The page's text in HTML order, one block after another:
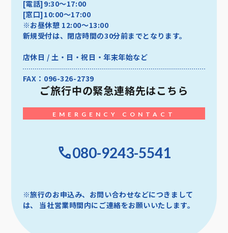
[電話]9:30～17:00
[窓口]10:00～17:00
※お昼休憩 12:00～13:00
新規受付は、閉店時間の30分前までとなります。
店休日 / 土・日・祝日・年末年始など
FAX：096-326-2739
ご旅行中の緊急連絡先はこちら
EMERGENCY CONTACT
080-9243-5541
※旅行のお申込み、お問い合わせなどにつきまして
は、
当社営業時間内にご連絡をお願いいたします。